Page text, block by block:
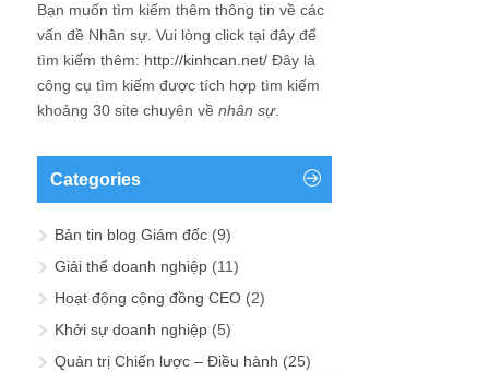
Bạn muốn tìm kiếm thêm thông tin về các
vấn đề Nhân sự . Vui lòng click tại đây để
tìm kiếm thêm: http://kinhcan.net/ Đây là
công cụ tìm kiếm được tích hợp tìm kiếm
khoảng 30 site chuyên về nhân sự.
Categories
Bản tin blog Giám đốc (9)
Giải thể doanh nghiệp (11)
Hoạt động cộng đồng CEO (2)
Khởi sự doanh nghiệp (5)
Quản trị Chiến lược – Điều hành (25)